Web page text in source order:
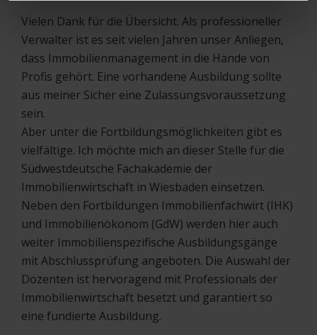
Vielen Dank für die Übersicht. Als professioneller
Verwalter ist es seit vielen Jahren unser Anliegen,
dass Immobilienmanagement in die Hände von
Profis gehört. Eine vorhandene Ausbildung sollte
aus meiner Sicher eine Zulassungsvoraussetzung
sein.
Aber unter die Fortbildungsmöglichkeiten gibt es
vielfältige. Ich möchte mich an dieser Stelle für die
Südwestdeutsche Fachakademie der
Immobilienwirtschaft in Wiesbaden einsetzen.
Neben den Fortbildungen Immobilienfachwirt (IHK)
und Immobilienökonom (GdW) werden hier auch
weiter Immobilienspezifische Ausbildungsgänge
mit Abschlussprüfung angeboten. Die Auswahl der
Dozenten ist hervoragend mit Professionals der
Immobilienwirtschaft besetzt und garantiert so
eine fundierte Ausbildung.